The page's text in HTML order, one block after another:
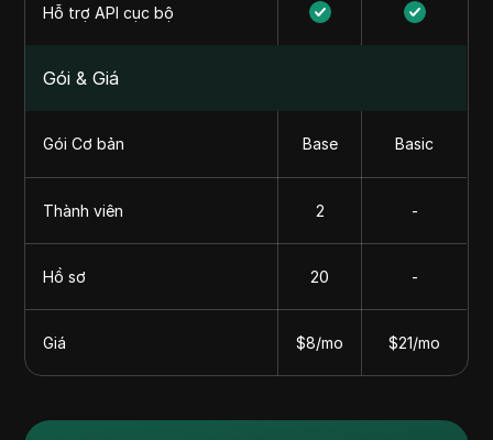
Hỗ trợ API cục bộ
Gói & Giá
Gói Cơ bản Base Basic
Thành viên 2 -
Hồ sơ 20 -
Giá $8/mo $21/mo